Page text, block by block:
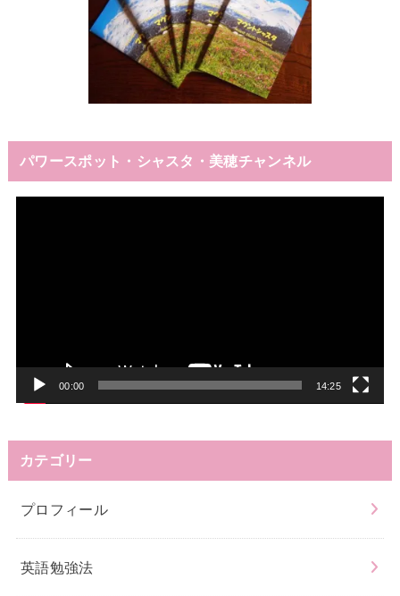
パワースポット・シャスタ・美穂チャンネル
00:00 14:25
カテゴリー
プロフィール
英語勉強法